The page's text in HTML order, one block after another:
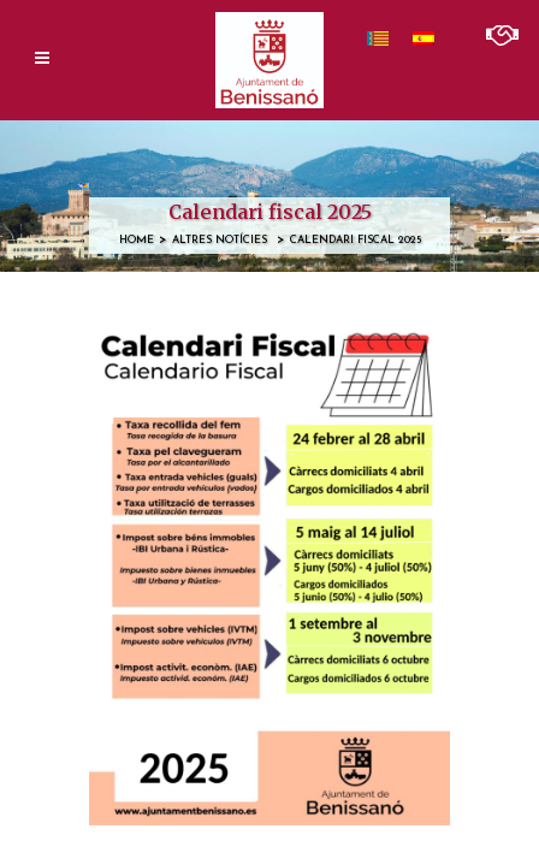
Calendari fiscal 2025
HOME> ALTRES NOTÍCIES > CALENDARI FISCAL 2025